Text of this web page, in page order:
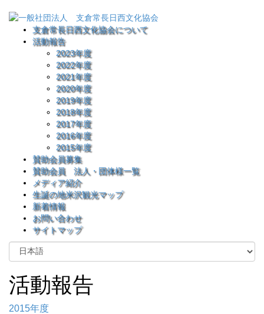
支倉常長日西文化協会について
活動報告
2023年度
2022年度
2021年度
2020年度
2019年度
2018年度
2017年度
2016年度
2015年度
賛助会員募集
賛助会員 法人・団体様一覧
メディア紹介
生誕の地米沢観光マップ
新着情報
お問い合わせ
サイトマップ
活動報告
2015年度